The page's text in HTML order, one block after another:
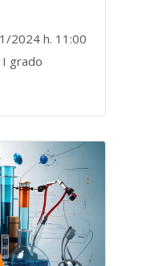
2024 h. 11:00
I grado